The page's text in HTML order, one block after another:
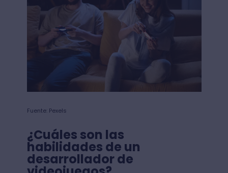
Fuente: Pexels
¿Cuáles son las
habilidades de un
desarrollador de